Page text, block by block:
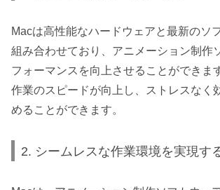
Macは高性能なハードウェアと最新のソ
組み合わせており、アニメーション制作
フォーマンスを向上させることができま
作業のスピードが向上し、ストレスなく
めることができます。
2. シームレスな作業環境を実現す